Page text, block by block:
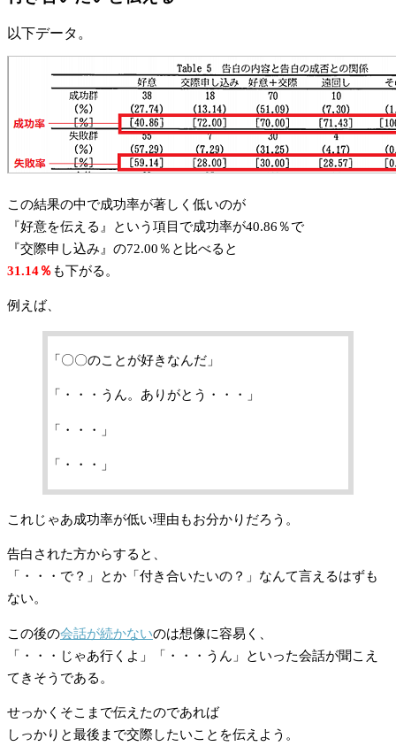
以下データ。
この結果の中で成功率が著しく低いのが
『好意を伝える』という項目で成功率が40.86％で
『交際申し込み』の72.00％と比べると
31.14％も下がる。
例えば、
「〇〇のことが好きなんだ」
「・・・うん。ありがとう・・・」
「・・・」
「・・・」
これじゃあ成功率が低い理由もお分かりだろう。
告白された方からすると、
「・・・で？」とか「付き合いたいの？」なんて言えるはずも
ない。
この後の会話が続かないのは想像に容易く、
「・・・じゃあ行くよ」「・・・うん」といった会話が聞こえ
てきそうである。
せっかくそこまで伝えたのであれば
しっかりと最後まで交際したいことを伝えよう。